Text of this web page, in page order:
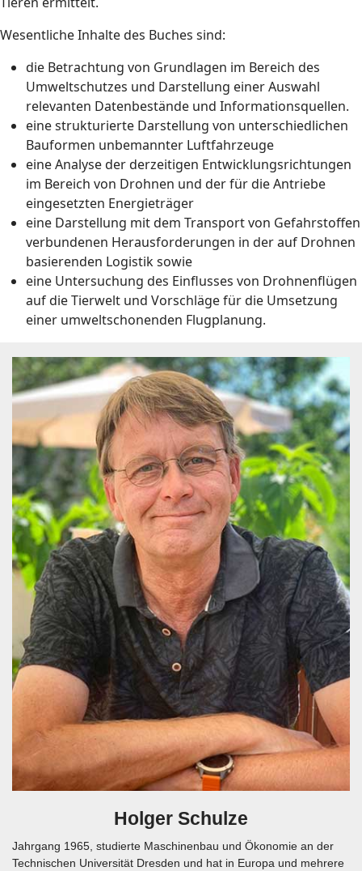
Wesentliche Inhalte des Buches sind:
die Betrachtung von Grundlagen im Bereich des
Umweltschutzes und Darstellung einer Auswahl
relevanten Datenbestände und Informationsquellen.
eine strukturierte Darstellung von unterschiedlichen
Bauformen unbemannter Luftfahrzeuge
eine Analyse der derzeitigen Entwicklungsrichtungen
im Bereich von Drohnen und der für die Antriebe
eingesetzten Energieträger
eine Darstellung mit dem Transport von Gefahrstoffen
verbundenen Herausforderungen in der auf Drohnen
basierenden Logistik sowie
eine Untersuchung des Einflusses von Drohnenflügen
auf die Tierwelt und Vorschläge für die Umsetzung
einer umweltschonenden Flugplanung.
Holger Schulze
Jahrgang 1965, studierte Maschinenbau und Ökonomie an der
Technischen Universität Dresden und hat in Europa und mehrere